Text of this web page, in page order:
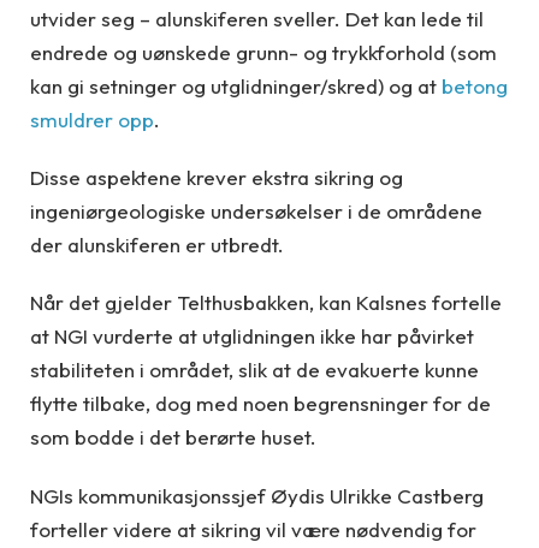
utvider seg – alunskiferen sveller. Det kan lede til
endrede og uønskede grunn- og trykkforhold (som
kan gi setninger og utglidninger/skred) og at betong
smuldrer opp.
Disse aspektene krever ekstra sikring og
ingeniørgeologiske undersøkelser i de områdene
der alunskiferen er utbredt.
Når det gjelder Telthusbakken, kan Kalsnes fortelle
at NGI vurderte at utglidningen ikke har påvirket
stabiliteten i området, slik at de evakuerte kunne
flytte tilbake, dog med noen begrensninger for de
som bodde i det berørte huset.
NGIs kommunikasjonssjef Øydis Ulrikke Castberg
forteller videre at sikring vil være nødvendig for